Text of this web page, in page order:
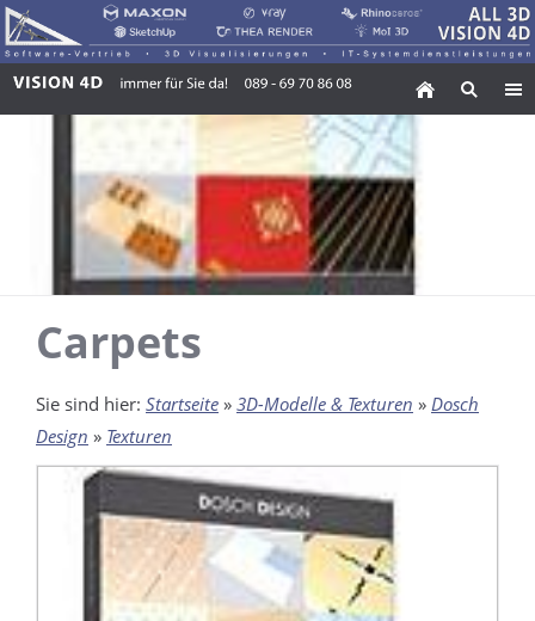
Carpets
Sie sind hier: Startseite » 3D-Modelle & Texturen » Dosch
Design » Texturen